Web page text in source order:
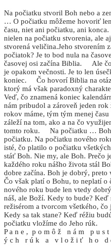
Na počiatku stvoril Boh nebo a
… O počiatku môžeme hovoriť
času, niet ani počiatku, ani
nielen na počiatku stvorenia, ale
stvorená veličina.Jeho
počiatok? Je to bod nula na
časovej osi začína Biblia. Ale čo
je opakom večnosti. Je to len
koniec. Čo hovorí Biblia na
ktorý má však paradoxný
Veď, čo znamená koniec
nám pribudol a zároveň jeden
rokov máme, tým tým menej
záleží na tom, ako a na čo
tomto roku. Na počiatku … Boh
počiatku. Na počiatku nového
isté, čo platilo o počiatku
stáť Boh. Nie my, ale Boh. Prečo
každého roku nášho života stál
dobre začína. Boh je dobrý, preto
Čo však platí o Bohu, to neplatí o
nového roku bude len vtedy
náš, ale Boží. Kedy to bude? Keď
režisérom a tvorcom všetkého,
Kedy sa tak stane? Keď réžiu
počiatku vložíme do Jeho rúk.
P a n e , p o m ô ž n á m p u
ý c h r ú k a v l o ž i ť h o d